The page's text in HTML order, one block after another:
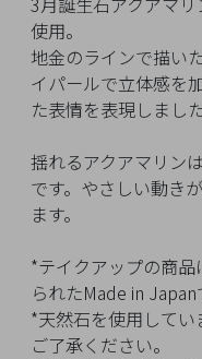
使用。
地金のラインで描い
イパールで立体感を
た表情を表現しました
揺れるアクアマリン
です。やさしい動き
ます。
*テイクアップの商
られたMade in Japan
*天然石を使用してい
ご了承ください。
ペ
ー
ジ
お
気
に
り
ア
イ
テ